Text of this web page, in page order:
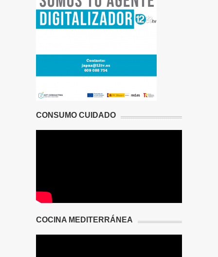
CONSUMO CUIDADO
COCINA MEDITERRÁNEA